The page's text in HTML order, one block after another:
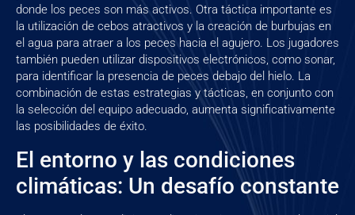
donde los peces son más activos. Otra táctica importante es
la utilización de cebos atractivos y la creación de burbujas en
el agua para atraer a los peces hacia el agujero. Los jugadores
también pueden utilizar dispositivos electrónicos, como sonar,
para identificar la presencia de peces debajo del hielo. La
combinación de estas estrategias y tácticas, en conjunto con
la selección del equipo adecuado, aumenta significativamente
las posibilidades de éxito.
El entorno y las condiciones
climáticas: Un desafío constante